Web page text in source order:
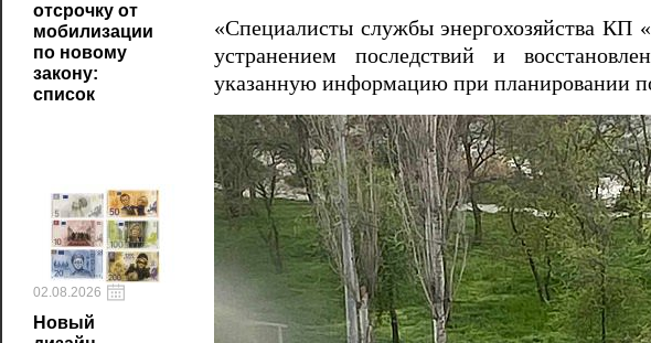
отсрочку от
мобилизации
по новому
закону:
список
02.08.2026
Новый
«Специалисты службы энергохозяйства КП
устранением последствий и
указанную информацию при планировании